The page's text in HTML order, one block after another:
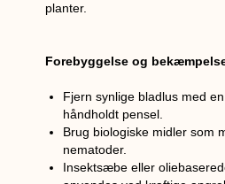
planter.
Forebyggelse og
Fjern synlige bladlus med
håndholdt pensel.
Brug biologiske midler som
nematoder.
Insektsæbe eller